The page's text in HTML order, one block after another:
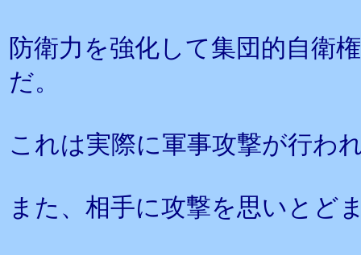
防衛力を強化して集団的自衛
だ。
これは実際に軍事攻撃が行わ
また、相手に攻撃を思いとど